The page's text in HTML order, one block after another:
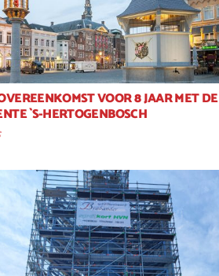
VOOR 8 JAAR MET DE
`S-HERTOGENBOSCH